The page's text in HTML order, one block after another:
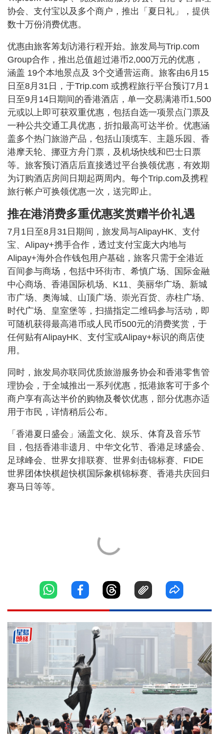
协会、支付宝以及多个商户，推出「夏日礼」，提供
数十万份消费优惠。
优惠由旅客筹划访港行程开始。旅发局与Trip.com
Group合作，推出总值超过港币2,000万元的优惠，
涵盖 19个本地景点及 3个交通营运商。旅客由6月15
日至8月31日，于Trip.com 或携程旅行平台预订7月1
日至9月14日期间的香港酒店，单一交易满港币1,500
元或以上即可获双重优惠，包括自选一项景点门票及
一种公共交通工具优惠，折扣最高可达半价。优惠涵
盖多个热门旅游产品，包括山顶缆车、主题乐园、香
港摩天轮、挪亚方舟门票，及机场快线和巴士日票
等。旅客预订酒店后直接透过平台换领优惠，有效期
为订购酒店房间日期起两周内。每个Trip.com及携程
旅行帐户可换领优惠一次，送完即止。
推在港消费多重优惠奖赏赠半价礼遇
7月1日至8月31日期间，旅发局与AlipayHK、支付
宝、Alipay+携手合作，透过支付宝庞大内地与
Alipay+海外合作钱包用户基础，旅客只需于全港近
百间参与商场，包括中环街市、希慎广场、国际金融
中心商场、香港国际机场、K11、美丽华广场、新城
市广场、奥海城、山顶广场、崇光百货、赤柱广场、
时代广场、皇室堡等，扫描指定二维码参与活动，即
可随机获得最高港币或人民币500元的消费奖赏，于
任何贴有AlipayHK、支付宝或Alipay+标识的商店使
用。
同时，旅发局亦联同优质旅游服务协会和香港零售管
理协会，于全城推出一系列优惠，抵港旅客可于多个
商户享有高达半价的购物及餐饮优惠，部分优惠亦适
用于市民，详情稍后公布。
「香港夏日盛会」涵盖文化、娱乐、体育及音乐节
目，包括香港非遗月、中华文化节、香港足球盛会、
足球峰会、世界女排联赛、世界剑击锦标赛、FIDE
世界团体快棋超快棋国际象棋锦标赛、香港共庆回归
赛马日等等。